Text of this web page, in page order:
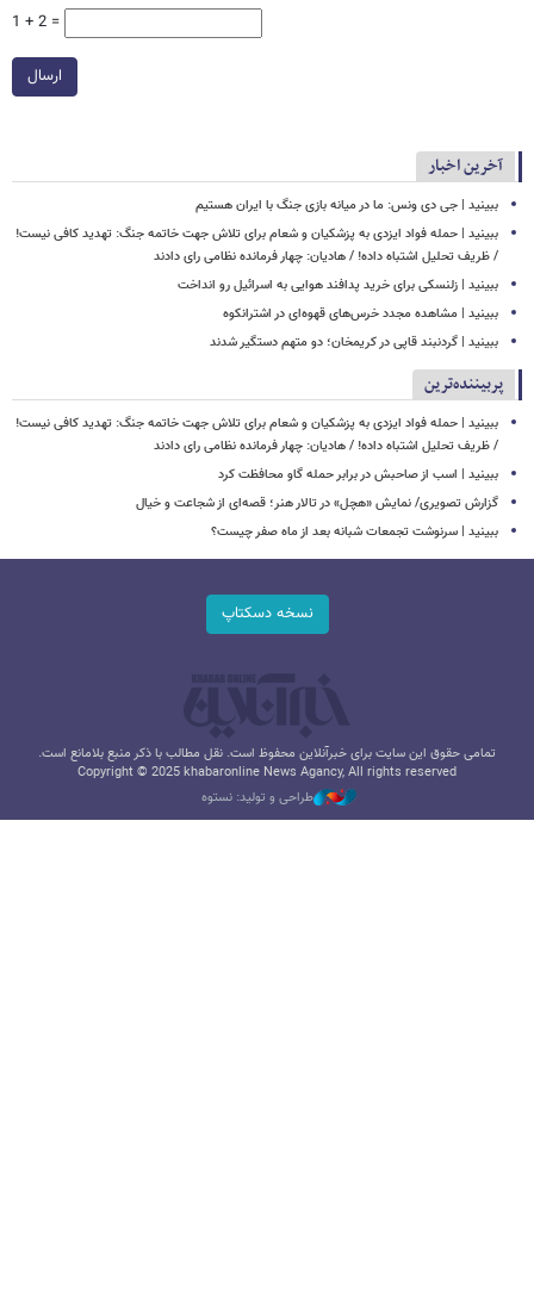
1 + 2 =
ارسال
آخرین اخبار
ببینید | جی دی ونس: ما در میانه بازی جنگ با ایران هستیم
ببینید | حمله فواد ایزدی به پزشکیان و شعام برای تلاش جهت خاتمه جنگ: تهدید کافی نیست!
/ ظریف تحلیل اشتباه داده! / هادیان: چهار فرمانده نظامی رای دادند
ببینید | زلنسکی برای خرید پدافند هوایی به اسرائیل رو انداخت
ببینید | مشاهده مجدد خرس‌های قهوه‌ای در اشترانکوه
ببینید | گردنبند قاپی در کریمخان؛ دو متهم دستگیر شدند
پربیننده‌ترین
ببینید | حمله فواد ایزدی به پزشکیان و شعام برای تلاش جهت خاتمه جنگ: تهدید کافی نیست!
/ ظریف تحلیل اشتباه داده! / هادیان: چهار فرمانده نظامی رای دادند
ببینید | اسب از صاحبش در برابر حمله گاو محافظت کرد
گزارش تصویری/ نمایش «هچل» در تالار هنر؛ قصه‌ای از شجاعت و خیال
ببینید | سرنوشت تجمعات شبانه بعد از ماه صفر چیست؟
نسخه دسکتاپ
تمامی حقوق این سایت برای خبرآنلاین محفوظ است. نقل مطالب با ذکر منبع بلامانع است.
Copyright © 2025 khabaronline News Agancy, All rights reserved
طراحی و تولید: نستوه